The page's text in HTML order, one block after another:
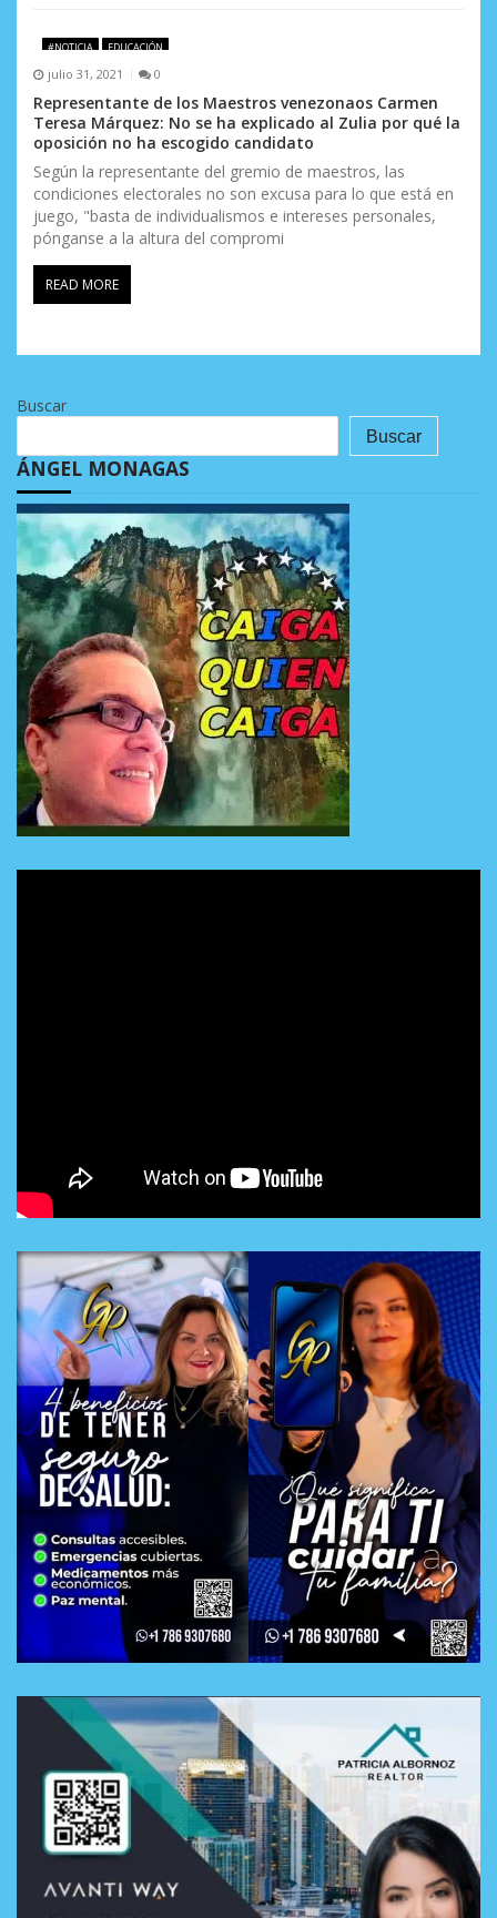
#NOTICIA EDUCACIÓN
julio 31, 2021 0
Representante de los Maestros venezonaos Carmen
Teresa Márquez: No se ha explicado al Zulia por qué la
oposición no ha escogido candidato
Según la representante del gremio de maestros, las
condiciones electorales no son excusa para lo que está en
juego, "basta de individualismos e intereses personales,
pónganse a la altura del compromi
READ MORE
Buscar
Buscar
ÁNGEL MONAGAS